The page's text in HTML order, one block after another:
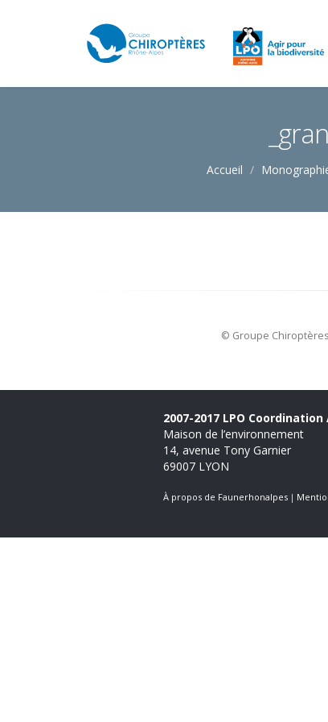
Accueil
© Groupe
2007-2017 LPO
Maison de l’environnement
14, avenue Tony Garnier
69007 LYON
À propos de Faunerhonalpes